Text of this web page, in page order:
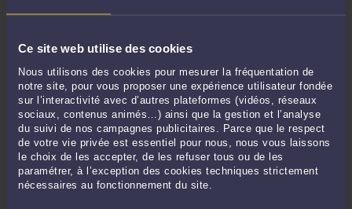
Ce site web utilise des cookies
Nous utilisons des cookies pour mesurer la fréquentation de
notre site, pour vous proposer une expérience utilisateur fondée
sur l’interactivité avec d’autres plateformes (vidéos, réseaux
sociaux, contenus animés…) ainsi que la gestion et l’analyse
du suivi de nos campagnes publicitaires. Parce que le respect
de votre vie privée est essentiel pour nous, nous vous laissons
le choix de les accepter, de les refuser tous ou de les
paramétrer, à l’exception des cookies techniques strictement
nécessaires au fonctionnement du site.
Mars 2023
Février 2023
Janvier 2023
Décembre 2022
Novembre 2022
Octobre 2022
Septembre 2022